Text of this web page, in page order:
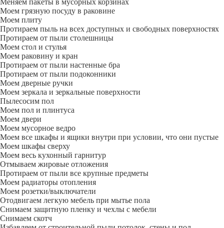
Меняем пакеты в мусорных корзинах
Моем грязную посуду в раковине
Моем плиту
Протираем пыль на всех доступных и свободных поверхностях
Протираем от пыли столешницы
Моем стол и стулья
Моем раковину и кран
Протираем от пыли настенные бра
Протираем от пыли подоконники
Моем дверные ручки
Моем зеркала и зеркальные поверхности
Пылесосим пол
Моем пол и плинтуса
Моем двери
Моем мусорное ведро
Моем все шкафы и ящики внутри при условии, что они пустые
Моем шкафы сверху
Моем весь кухонный гарнитур
Отмываем жировые отложения
Протираем от пыли все крупные предметы
Моем радиаторы отопления
Моем розетки/выключатели
Отодвигаем легкую мебель при мытье пола
Снимаем защитную пленку и чехлы с мебели
Снимаем скотч